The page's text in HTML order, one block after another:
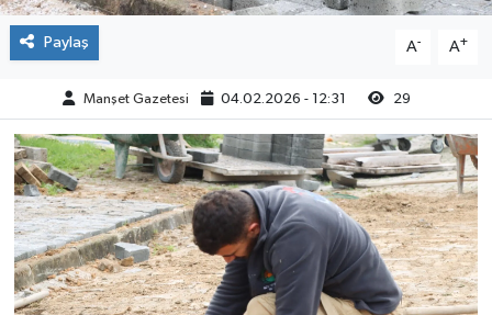
Paylaş A- A+
Manşet Gazetesi 04.02.2026 - 12:31 29